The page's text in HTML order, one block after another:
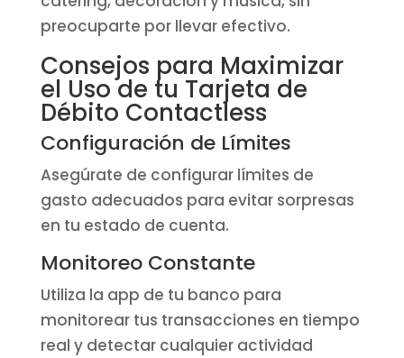
preocuparte por llevar efectivo.
Consejos para Maximizar
el Uso de tu Tarjeta de
Débito Contactless
Configuración de Límites
Asegúrate de configurar límites de
gasto adecuados para evitar sorpresas
en tu estado de cuenta.
Monitoreo Constante
Utiliza la app de tu banco para
monitorear tus transacciones en tiempo
real y detectar cualquier actividad